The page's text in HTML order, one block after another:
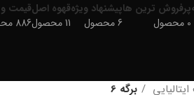
پرفروش ترین ها
0 محصول
پیشنهاد ویژه
6 محصول
قهوه اصل
11 محصول
قیمت
886 محصول
برگه 6